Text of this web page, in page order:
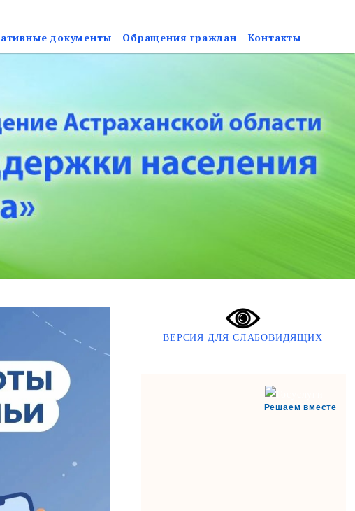
области «Центр
района»
документы Обращения граждан Контакты
ВЕРСИЯ ДЛЯ СЛАБОВИДЯЩИХ
Решаем вместе